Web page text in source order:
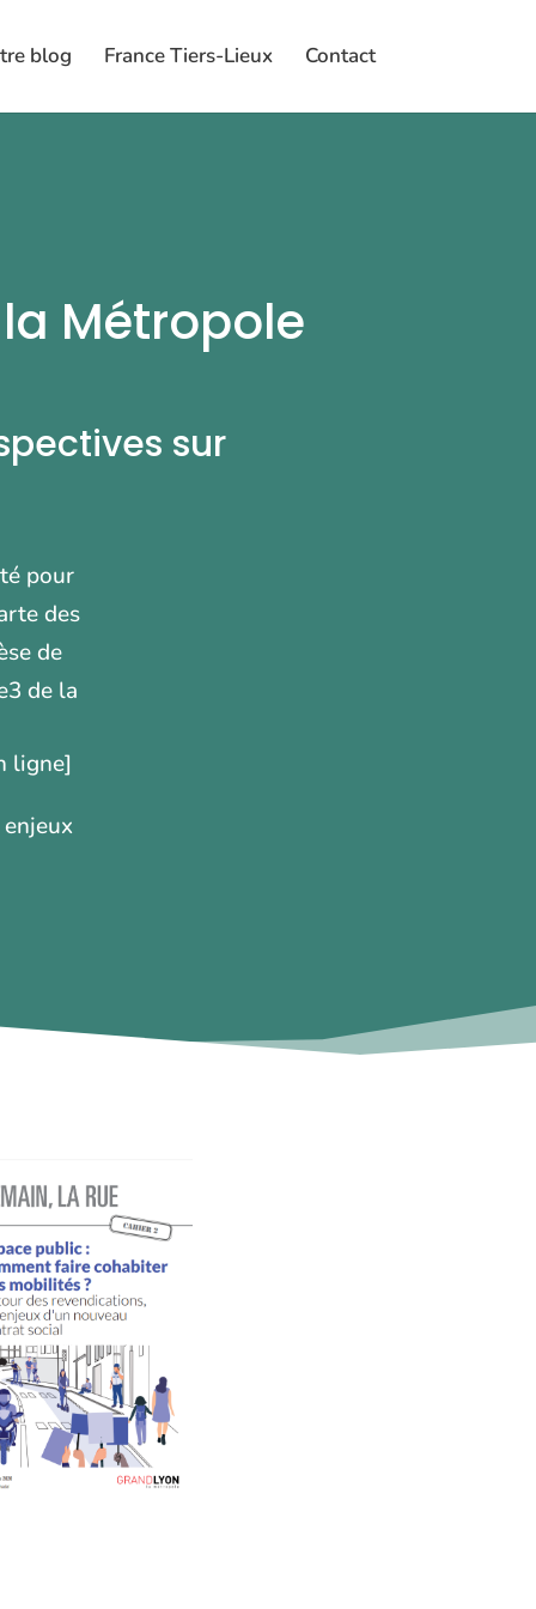
blog France Tiers-Lieux Contact
Métropole
sur
pour
des
de
de la
ligne]